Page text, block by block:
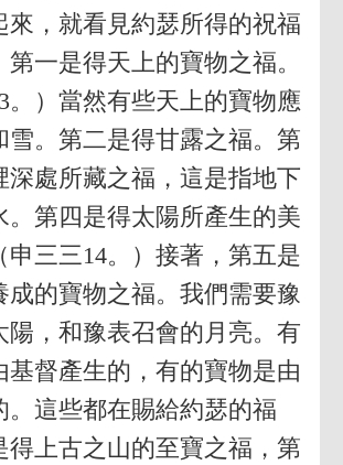
來，就看見約瑟所得的祝福
一是得天上的寶物之福。
。）當然有些天上的寶物應
雪。第二是得甘露之福。第
深處所藏之福，這是指地下
。第四是得太陽所產生的美
申三三14。）接著，第五是
成的寶物之福。我們需要豫
陽，和豫表召會的月亮。有
基督產生的，有的寶物是由
。這些都在賜給約瑟的福
得上古之山的至寶之福，第